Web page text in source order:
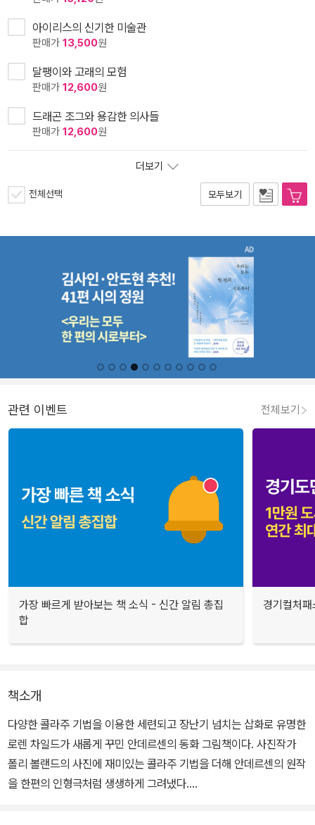
아이리스의 신기한 미술관
판매가 13,500원
달팽이와 고래의 모험
판매가 12,600원
드래곤 조그와 용감한 의사들
판매가 12,600원
더보기
전체선택 모두보기
관련 이벤트 전체보기
가장 빠르게 받아보는 책 소식 - 신간 알림 총집
합
경기컬처
책소개
다양한 콜라주 기법을 이용한 세련되고 장난기 넘치는 삽화로 유명한
로렌 차일드가 새롭게 꾸민 안데르센의 동화 그림책이다. 사진작가
폴리 볼랜드의 사진에 재미있는 콜라주 기법을 더해 안데르센의 원작
을 한편의 인형극처럼 생생하게 그려냈다.